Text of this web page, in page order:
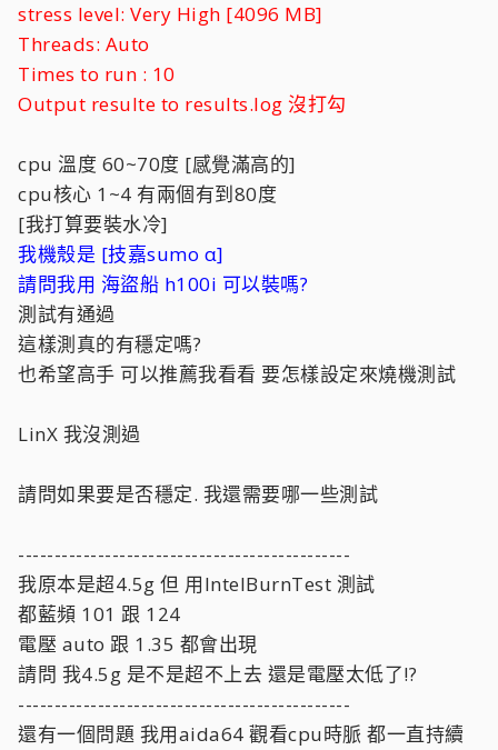
stress level: Very High [4096 MB]
Threads: Auto
Times to run : 10
Output resulte to results.log 沒打勾
cpu 溫度 60~70度 [感覺滿高的]
cpu核心 1~4 有兩個有到80度
[我打算要裝水冷]
我機殼是 [技嘉sumo α]
請問我用 海盜船 h100i 可以裝嗎?
測試有通過
這樣測真的有穩定嗎?
也希望高手 可以推薦我看看 要怎樣設定來燒機測試
LinX 我沒測過
請問如果要是否穩定. 我還需要哪一些測試
----------------------------------------------
我原本是超4.5g 但 用IntelBurnTest 測試
都藍頻 101 跟 124
電壓 auto 跟 1.35 都會出現
請問 我4.5g 是不是超不上去 還是電壓太低了!?
----------------------------------------------
還有一個問題 我用aida64 觀看cpu時脈 都一直持續